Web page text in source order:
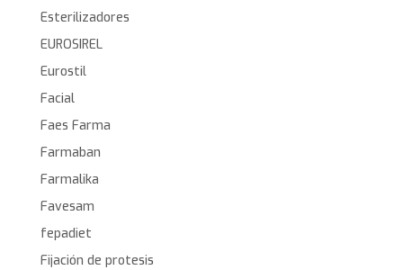
Esterilizadores
EUROSIREL
Eurostil
Facial
Faes Farma
Farmaban
Farmalika
Favesam
fepadiet
Fijación de protesis